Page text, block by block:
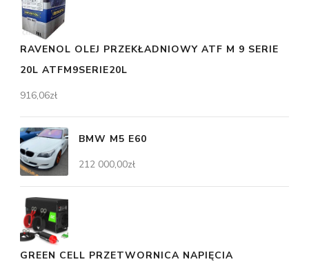
RAVENOL OLEJ PRZEKŁADNIOWY ATF M 9 SERIE
20L ATFM9SERIE20L
916,06zł
BMW M5 E60
212 000,00zł
GREEN CELL PRZETWORNICA NAPIĘCIA